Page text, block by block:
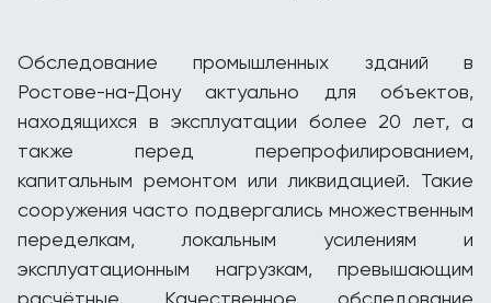
Обследование промышленных зданий в
Ростове-на-Дону актуально для объектов,
находящихся в эксплуатации более 20 лет, а
также перед перепрофилированием,
капитальным ремонтом или ликвидацией. Такие
сооружения часто подвергались множественным
переделкам, локальным усилениям и
эксплуатационным нагрузкам, превышающим
расчётные. Качественное обследование